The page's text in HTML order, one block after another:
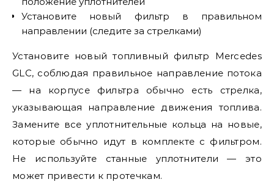
Установите новый фильтр в правильном
направлении (следите за стрелками)
Установите новый топливный фильтр Mercedes
GLC, соблюдая правильное направление потока
— на корпусе фильтра обычно есть стрелка,
указывающая направление движения топлива.
Замените все уплотнительные кольца на новые,
которые обычно идут в комплекте с фильтром.
Не используйте станные уплотнители — это
может привести к протечкам.